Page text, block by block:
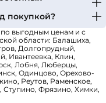
покупкой?
по выгодным ценам и с
области: Балашиха,
Долгопрудный,
Ивантеевка, Клин,
Лобня, Люберцы,
Одинцово, Орехово-
Реутов, Раменское,
Ступино, Фрязино, Химки,